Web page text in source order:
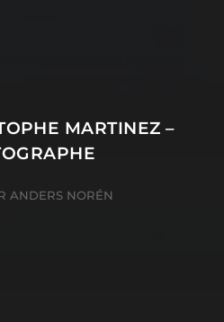
MARTINEZ –
ANDERS NORÉN